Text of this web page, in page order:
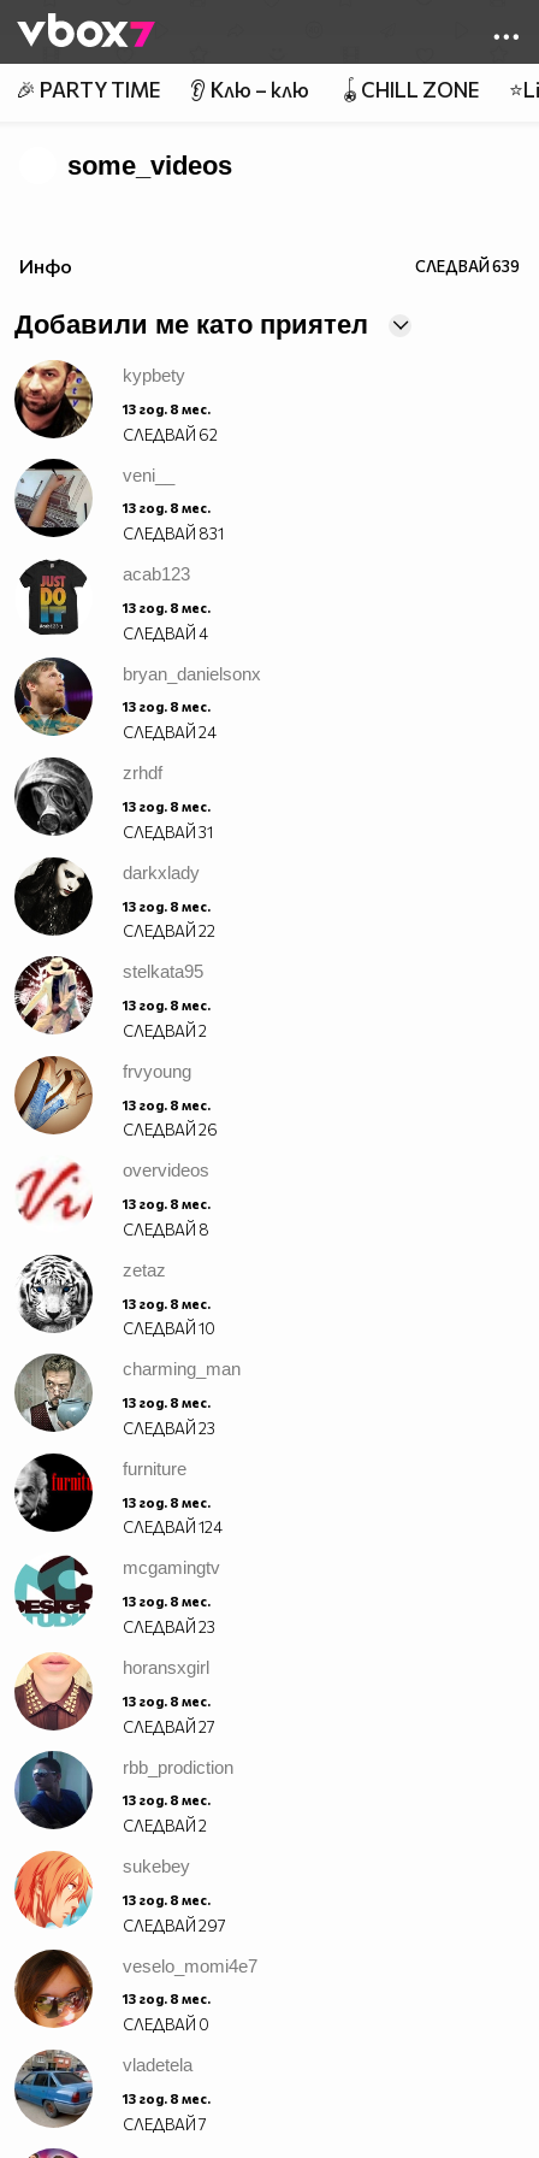
👾
🎉 PARTY TIME 👂 Клю – клю 🪀CHILL ZONE
some_videos
Инфо СЛЕДВАЙ639
Добавили ме като приятел
kypbety
13 год. 8 мес.
СЛЕДВАЙ 62
veni__
13 год. 8 мес.
СЛЕДВАЙ 831
acab123
13 год. 8 мес.
СЛЕДВАЙ4
bryan_danielsonx
13 год. 8 мес.
СЛЕДВАЙ24
zrhdf
13 год. 8 мес.
СЛЕДВАЙ31
darkxlady
13 год. 8 мес.
СЛЕДВАЙ22
stelkata95
13 год. 8 мес.
СЛЕДВАЙ2
frvyoung
13 год. 8 мес.
СЛЕДВАЙ26
overvideos
13 год. 8 мес.
СЛЕДВАЙ 8
zetaz
13 год. 8 мес.
СЛЕДВАЙ10
charming_man
13 год. 8 мес.
СЛЕДВАЙ23
furniture
13 год. 8 мес.
СЛЕДВАЙ124
mcgamingtv
13 год. 8 мес.
СЛЕДВАЙ23
horansxgirl
13 год. 8 мес.
СЛЕДВАЙ27
rbb_prodiction
13 год. 8 мес.
СЛЕДВАЙ2
sukebey
13 год. 8 мес.
СЛЕДВАЙ297
veselo_momi4e7
13 год. 8 мес.
СЛЕДВАЙ 0
vladetela
13 год. 8 мес.
СЛЕДВАЙ7